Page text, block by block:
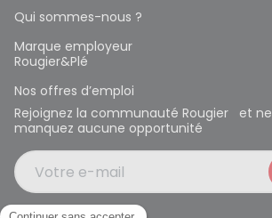
Qui sommes-nous ?
Marque employeur
Rougier&Plé
Nos offres d’emploi
Rejoignez la communauté Rougier et ne
manquez aucune opportunité
Votre e-mail